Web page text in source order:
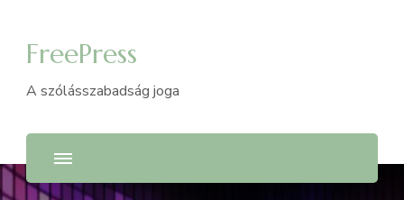
FreePress
A szólásszabadság joga